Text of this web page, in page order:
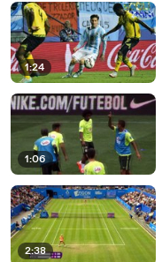
1:24
1:06
2:38